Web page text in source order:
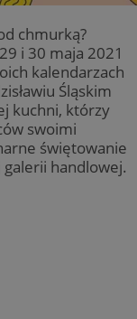
chmurką?
i 30 maja 2021
kalendarzach
Śląskim
kuchni, którzy
swoimi
świętowanie
handlowej.